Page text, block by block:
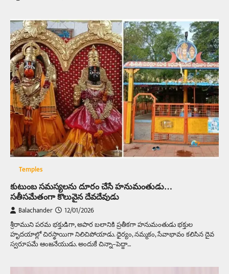
Temples
కుటుంబ సమస్యలను దూరం చేసే హనుమంతుడు…
సతీసమేతంగా కొలువైన దేవదేవుడు
Balachander 12/01/2026
శ్రీరాముని పరమ భక్తుడిగా, అపార బలానికి ప్రతీకగా హనుమంతుడు భక్తుల
హృదయాల్లో చిరస్థాయిగా నిలిచిపోయాడు. ధైర్యం, నమ్మకం, సేవాభావం కలిసిన దైవ
స్వరూపమే ఆంజనేయుడు. అందుకే చిన్నా–పెద్దా…